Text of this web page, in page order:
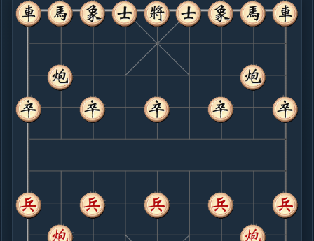
.....马８进７
红+0
4. 马八进七
黑+3
.....车１平２
黑+3
5. 马二进一
黑+4
.....象７进５
6. 炮二平三
黑+6
炮二平四
.....车９平８
黑+5
砲８进４
7. 车一平二
黑+5
8. 相七进九
黑+10
兵三进一
.....卒１进１
黑+8
车２进４
9. 车九平六
黑+7
.....车２进４